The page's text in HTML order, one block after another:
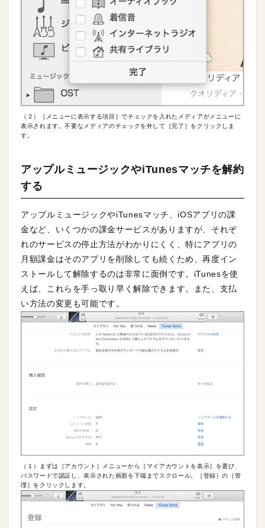
（２）［メニューに表示する項目］でチェックを入れたメディアがメニューに
表示されます。不要なメディアのチェックを外して［完了］をクリックしま
す。
アップルミュージックやiTunesマッチを解約
する
アップルミュージックやiTunesマッチ、iOSアプリの課
金など、いくつかの課金サービスがありますが、それぞ
れのサービスの停止方法がわかりにくく、特にアプリの
月額課金はそのアプリを削除しても続くため、再度イン
ストールして解除するのは非常に面倒です。iTunesを使
えば、これらを手っ取り早く解除できます。また、支払
い方法の変更も可能です。
（１）まずは［アカウント］メニューから［マイアカウントを表示］を選び、
パスワードで認証し、表示された画面を下端までスクロール。［登録］の［管
理］をクリックします。